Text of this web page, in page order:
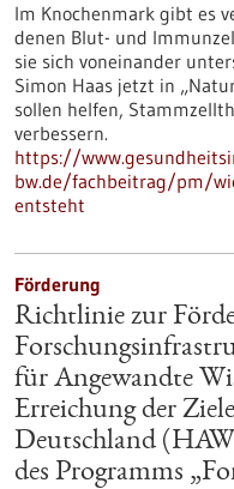
Im Knochenmark gibt es
denen Blut- und
sie sich voneinander
Simon Haas jetzt in
sollen helfen,
verbessern.
https://
bw.de/fachbeitrag/pm/
entsteht
Förderung
Richtlinie zur
für Angewandte
Erreichung der
Deutschland
des Programms